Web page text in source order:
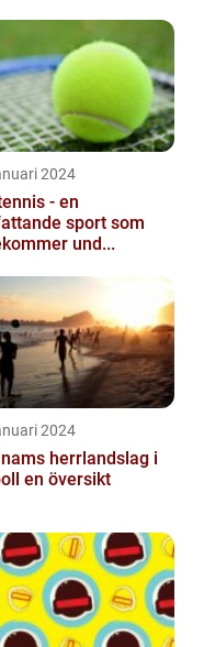
2024
- en
sport som
und...
2024
herrlandslag i
fotboll en översikt